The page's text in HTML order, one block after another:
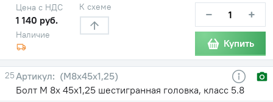
Наличие
Цена с НДС
1 140 руб.
К схеме − +
Купить
25
(М8х45х1,25)
Болт М 8х 45х1,25 шестигранная головка, класс 5.8